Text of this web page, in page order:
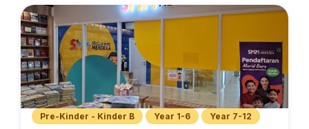
Pre-Kinder - Kinder B Year 1-6 Year 7-12